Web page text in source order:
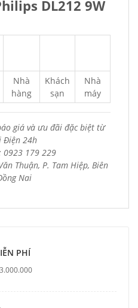
DL212 9W
Nhà
hàng
Khách
sạn
Nhà
máy
giá và ưu đãi đặc biệt từ
Điện 24h
0923 179 229
Thuận, P. Tam Hiệp, Biên
Nai
PHÍ